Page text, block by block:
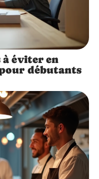
à éviter en
débutants